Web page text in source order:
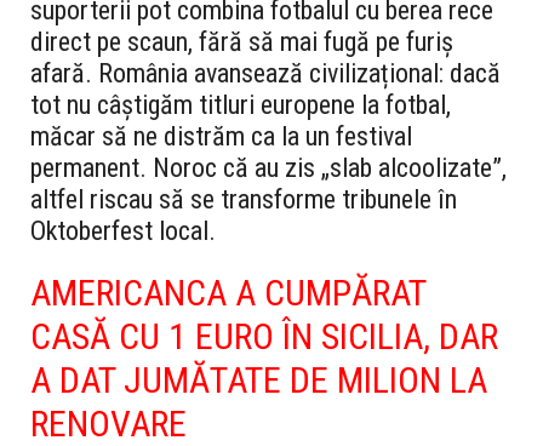
suporterii pot combina fotbalul cu berea rece
direct pe scaun, fără să mai fugă pe furiș
afară. România avansează civilizațional: dacă
tot nu câștigăm titluri europene la fotbal,
măcar să ne distrăm ca la un festival
permanent. Noroc că au zis „slab alcoolizate”,
altfel riscau să se transforme tribunele în
Oktoberfest local.
AMERICANCA A CUMPĂRAT
CASĂ CU 1 EURO ÎN SICILIA, DAR
A DAT JUMĂTATE DE MILION LA
RENOVARE